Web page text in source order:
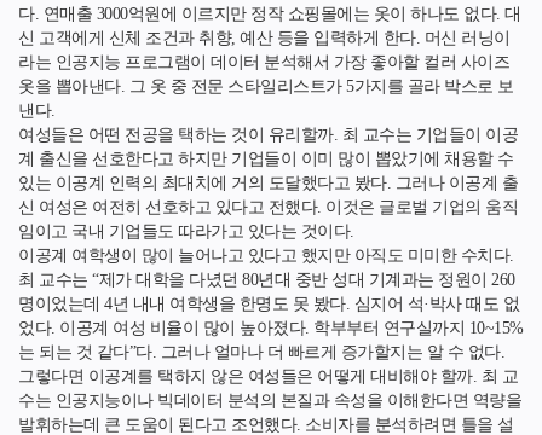
다. 연매출 3000억원에 이르지만 정작 쇼핑몰에는 옷이 하나도 없다. 대
신 고객에게 신체 조건과 취향, 예산 등을 입력하게 한다. 머신 러닝이
라는 인공지능 프로그램이 데이터 분석해서 가장 좋아할 컬러 사이즈
옷을 뽑아낸다. 그 옷 중 전문 스타일리스트가 5가지를 골라 박스로 보
낸다.
여성들은 어떤 전공을 택하는 것이 유리할까. 최 교수는 기업들이 이공
계 출신을 선호한다고 하지만 기업들이 이미 많이 뽑았기에 채용할 수
있는 이공계 인력의 최대치에 거의 도달했다고 봤다. 그러나 이공계 출
신 여성은 여전히 선호하고 있다고 전했다. 이것은 글로벌 기업의 움직
임이고 국내 기업들도 따라가고 있다는 것이다.
이공계 여학생이 많이 늘어나고 있다고 했지만 아직도 미미한 수치다.
최 교수는 “제가 대학을 다녔던 80년대 중반 성대 기계과는 정원이 260
명이었는데 4년 내내 여학생을 한명도 못 봤다. 심지어 석·박사 때도 없
었다. 이공계 여성 비율이 많이 높아졌다. 학부부터 연구실까지 10~15%
는 되는 것 같다”다. 그러나 얼마나 더 빠르게 증가할지는 알 수 없다.
그렇다면 이공계를 택하지 않은 여성들은 어떻게 대비해야 할까. 최 교
수는 인공지능이나 빅데이터 분석의 본질과 속성을 이해한다면 역량을
발휘하는데 큰 도움이 된다고 조언했다. 소비자를 분석하려면 틀을 설